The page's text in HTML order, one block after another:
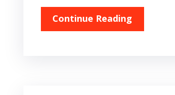
Continue Reading